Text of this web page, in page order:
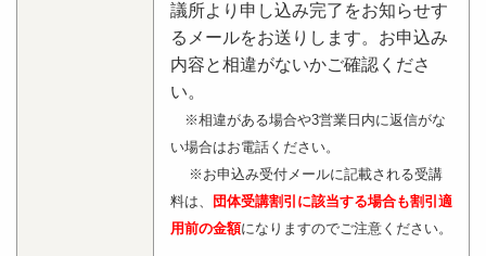
議所より申し込み完了をお知らせす
るメールをお送りします。お申込み
内容と相違がないかご確認くださ
い。
※相違がある場合や3営業日内に返信がな
い場合はお電話ください。
※お申込み受付メールに記載される受講
料は、
団体受講割引に該当する場合も割引適
用前の金額になりますのでご注意ください。